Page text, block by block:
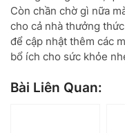
Còn chần chờ gì nữa
cho cả nhà thưởng
để cập nhật thêm các
bổ ích cho sức khỏe
Bài Liên Quan: